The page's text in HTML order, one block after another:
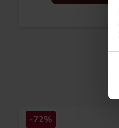
-72%